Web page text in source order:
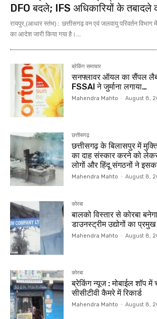
DFO बदले; IFS अधिकारियों के तबादले
रायपुर,(आधार स्तंभ) : छत्तीसगढ़ वन एवं जलवायु परिवर्तन
का आदेश जारी किया गया है।...
ब्रेकिंग समाचार
सनफ्लावर ऑयल का सैंपल
FSSAI ने जुर्माना लगाया…
Mahendra Mahto - August 8,
छत्तीसगढ़
छत्तीसगढ़ के बिलासपुर में
का दाह संस्कार करने को
लोगों और हिंदू संगठनों ने
Mahendra Mahto - August 8,
कोरबा
बालको विस्तार से कोरबा
डाउनस्ट्रीम उद्योगों का
Mahendra Mahto - August 8,
कोरबा
ब्रेकिंग न्यूज : मोबाईल शॉप में
सीसीटीवी कैमरे में रिकार्ड
Mahendra Mahto - August 8,